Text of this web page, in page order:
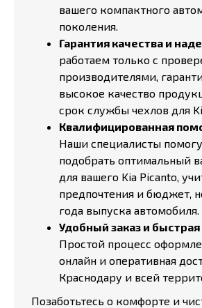
вашего компактного
поколения.
Гарантия качества и
работаем только с
производителями,
высокое качество
срок службы чехлов для
Квалифицированная
Наши специалисты
подобрать оптимальный
для вашего Kia Picanto,
предпочтения и бюджет,
года выпуска автомобиля.
Удобный заказ и быстрая
Простой процесс
онлайн и оперативная
Краснодару и всей
Позаботьтесь о комфорте и